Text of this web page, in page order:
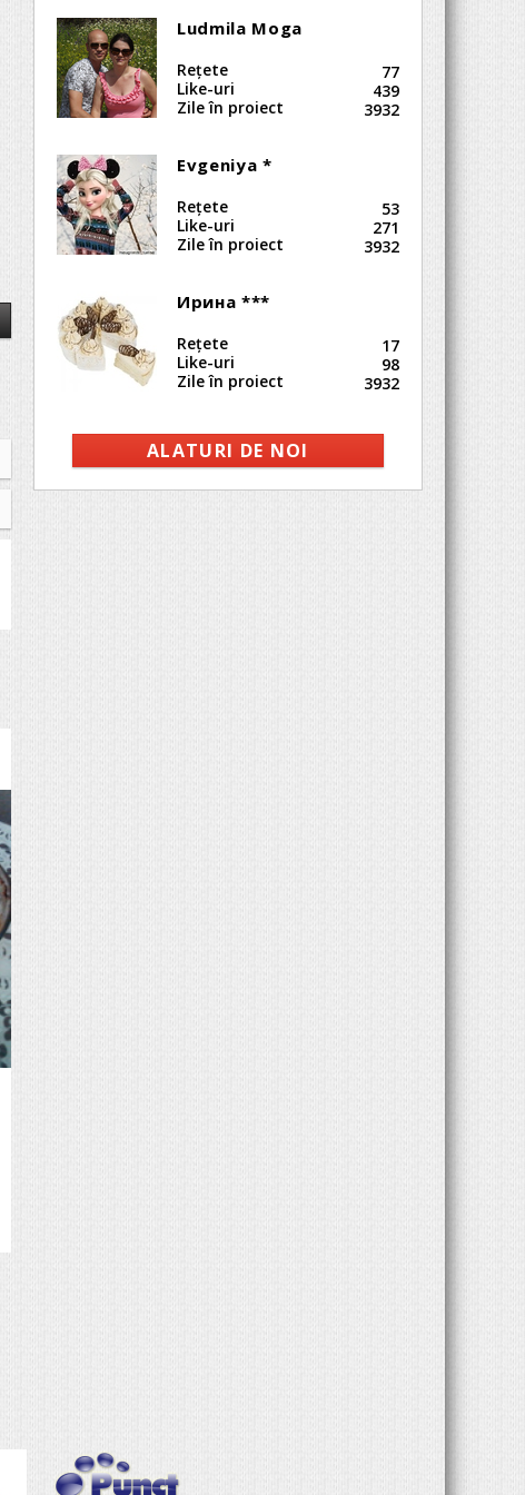
Ludmila Moga
Reţete 77
Like-uri 439
Zile în proiect 3932
Evgeniya *
Reţete 53
Like-uri 271
Zile în proiect 3932
Ирина ***
Reţete 17
Like-uri 98
Zile în proiect 3932
ALATURI DE NOI